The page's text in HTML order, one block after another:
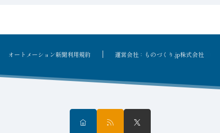
オートメーション新聞利用規約 運営会社：ものづくり.jp株式会社